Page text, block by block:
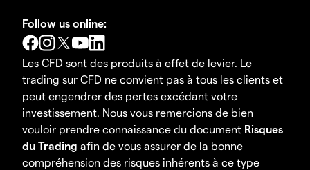
Follow us online:
Les CFD sont des produits à effet de levier. Le
trading sur CFD ne convient pas à tous les clients et
peut engendrer des pertes excédant votre
investissement. Nous vous remercions de bien
vouloir prendre connaissance du document Risques
du Trading afin de vous assurer de la bonne
compréhension des risques inhérents à ce type